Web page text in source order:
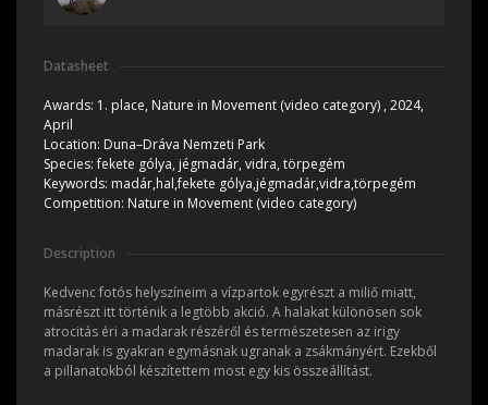
Datasheet
Awards: 1. place, Nature in Movement (video category) , 2024,
April
Location: Duna–Dráva Nemzeti Park
Species:fekete gólya, jégmadár, vidra, törpegém
Keywords: madár,hal,fekete gólya,jégmadár,vidra,törpegém
Competition: Nature in Movement (video category)
Description
Kedvenc fotós helyszíneim a vízpartok egyrészt a miliő miatt,
másrészt itt történik a legtöbb akció. A halakat különösen sok
atrocitás éri a madarak részéről és természetesen az irigy
madarak is gyakran egymásnak ugranak a zsákmányért. Ezekből
a pillanatokból készítettem most egy kis összeállítást.